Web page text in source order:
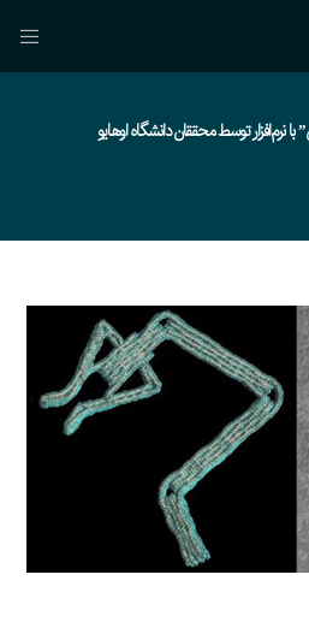
نرم‌افزار توسط محققان دانشگاه اوهایو